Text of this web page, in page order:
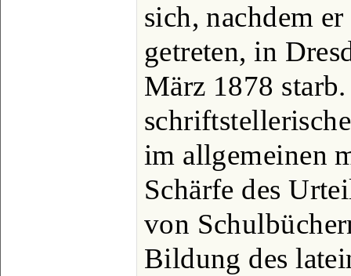
sich, nachdem
getreten, in
März 1878
im allgemeinen
Schärfe des
von
Bildung des